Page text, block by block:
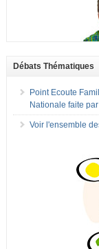
Débats Thématiques
Point Ecoute
Nationale faite
Voir l'ensemble